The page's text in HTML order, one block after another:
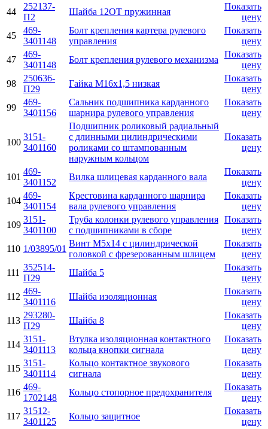
44
252137-
П2
Шайба 12ОТ пружинная
Показать
цену
45
469-
3401148
Болт крепления картера рулевого
управления
Показать
цену
47
469-
3401148
Болт крепления рулевого механизма
Показать
цену
98
250636-
П29
Гайка М16х1,5 низкая
Показать
цену
99
469-
3401156
Сальник подшипника карданного
шарнира рулевого управления
Показать
цену
100
3151-
3401160
Подшипник роликовый радиальный
с длинными цилиндрическими
роликами со штампованным
наружным кольцом
Показать
цену
101
469-
3401152
Вилка шлицевая карданного вала
Показать
цену
104
469-
3401154
Крестовина карданного шарнира
вала рулевого управления
Показать
цену
109
3151-
3401100
Труба колонки рулевого управления
с подшипниками в сборе
Показать
цену
110 1/03895/01
Винт М5х14 с цилиндрической
головкой с фрезерованным шлицем
Показать
цену
111
352514-
П29
Шайба 5
Показать
цену
112
469-
3401116
Шайба изоляционная
Показать
цену
113
293280-
П29
Шайба 8
Показать
цену
114
3151-
3401113
Втулка изоляционная контактного
кольца кнопки сигнала
Показать
цену
115
3151-
3401114
Кольцо контактное звукового
сигнала
Показать
цену
116
469-
1702148
Кольцо стопорное предохранителя
Показать
цену
117
31512-
3401125
Кольцо защитное
Показать
цену